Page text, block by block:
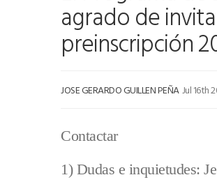
agrado de
preinscripción
JOSE GERARDO GUILLEN PEÑAJul 16th
Contactar
1) Dudas e inquietudes: